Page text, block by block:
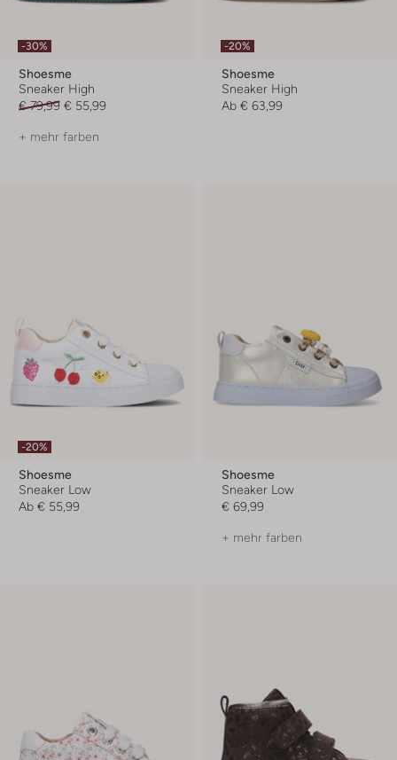
-30%
Shoesme
Sneaker High
€ 79,99 € 55,99
+ mehr farben
-20%
Shoesme
Sneaker High
Ab € 63,99
-20%
Shoesme
Sneaker Low
Ab € 55,99
Shoesme
Sneaker Low
€ 69,99
+ mehr farben